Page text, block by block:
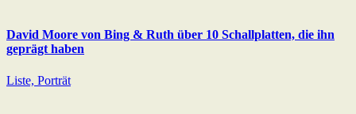
David Moore von Bing & Ruth über 10 Schallplatten, die ihn
geprägt haben
Liste, Porträt